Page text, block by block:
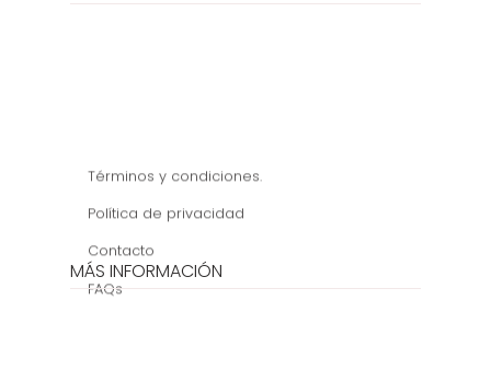
Términos y condiciones.
Política de privacidad
Contacto
FAQs
MÁS INFORMACIÓN